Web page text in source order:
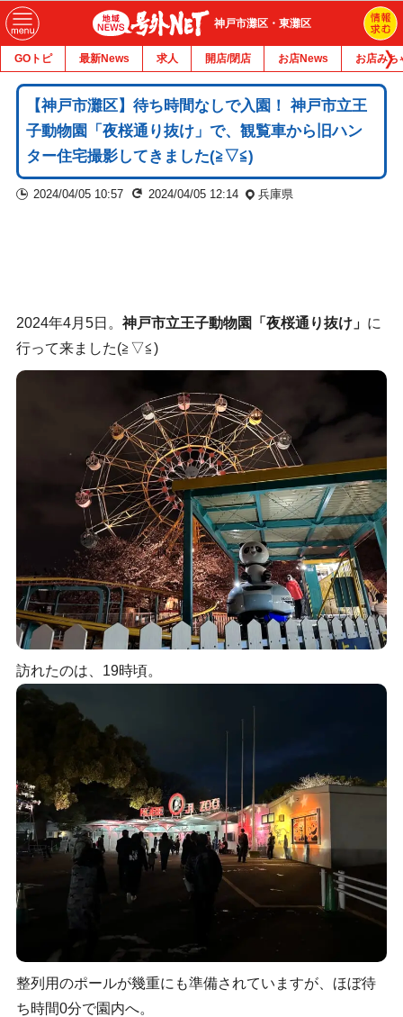
神戸市灘区・東灘区
GOトピ 最新News 求人 開店/閉店 お店News お店みち
【神戸市灘区】待ち時間なしで入園！ 神戸市立王
子動物園「夜桜通り抜け」で、観覧車から旧ハン
ター住宅撮影してきました(≧▽≦)
2024/04/05 10:57 2024/04/05 12:14 兵庫県
2024年4月5日。 神戸市立王子動物園「夜桜通り抜け」 に
行って来ました(≧▽≦)
訪れたのは、19時頃。
整列用のポールが幾重にも準備されていますが、ほぼ待
ち時間0分で園内へ。